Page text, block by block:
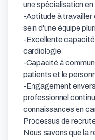
une spécialisation
-Aptitude à travailler
sein d'une équipe
-Excellente
cardiologie
-Capacité à
patients et le
-Engagement
professionnel
connaissances en
Processus de
Nous savons que la